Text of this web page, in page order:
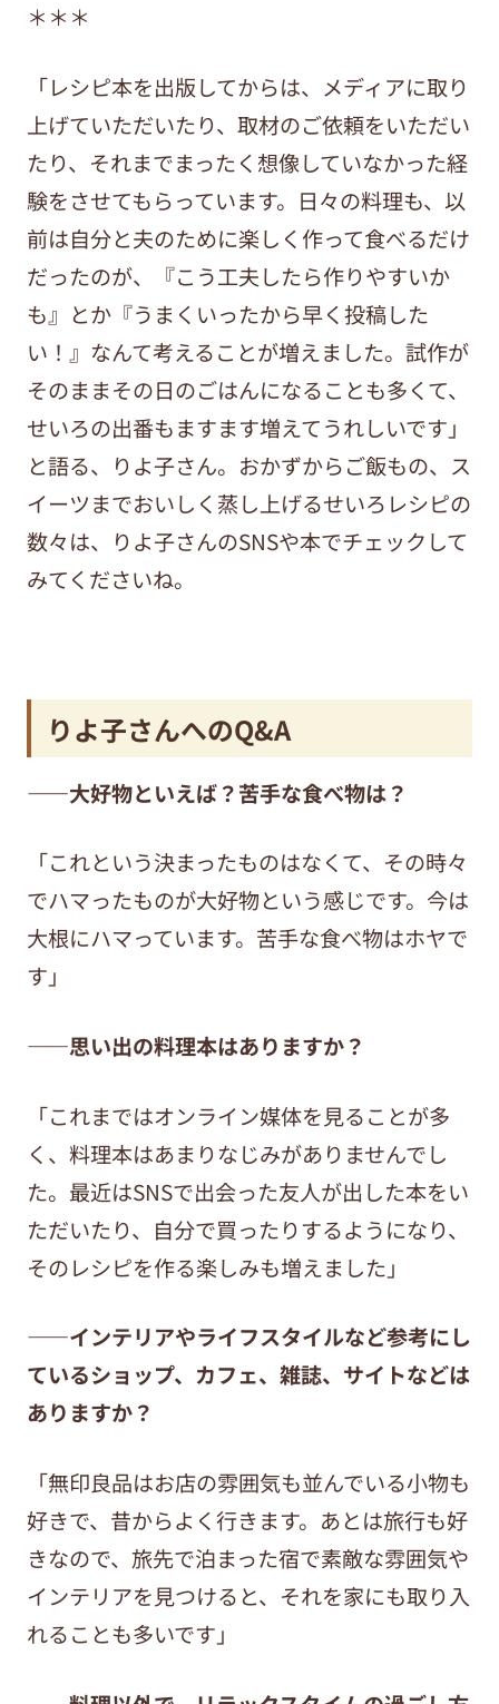
＊＊＊
「レシピ本を出版してからは、メディアに取り
上げていただいたり、取材のご依頼をいただい
たり、それまでまったく想像していなかった経
験をさせてもらっています。日々の料理も、以
前は自分と夫のために楽しく作って食べるだけ
だったのが、『こう工夫したら作りやすいか
も』とか『うまくいったから早く投稿した
い！』なんて考えることが増えました。試作が
そのままその日のごはんになることも多くて、
せいろの出番もますます増えてうれしいです」
と語る、りよ子さん。おかずからご飯もの、ス
イーツまでおいしく蒸し上げるせいろレシピの
数々は、りよ子さんのSNSや本でチェックして
みてくださいね。
りよ子さんへのQ&A
——大好物といえば？苦手な食べ物は？
「これという決まったものはなくて、その時々
でハマったものが大好物という感じです。今は
大根にハマっています。苦手な食べ物はホヤで
す」
——思い出の料理本はありますか？
「これまではオンライン媒体を見ることが多
く、料理本はあまりなじみがありませんでし
た。最近はSNSで出会った友人が出した本をい
ただいたり、自分で買ったりするようになり、
そのレシピを作る楽しみも増えました」
——インテリアやライフスタイルなど参考にし
ているショップ、カフェ、雑誌、サイトなどは
ありますか？
「無印良品はお店の雰囲気も並んでいる小物も
好きで、昔からよく行きます。あとは旅行も好
きなので、旅先で泊まった宿で素敵な雰囲気や
インテリアを見つけると、それを家にも取り入
れることも多いです」